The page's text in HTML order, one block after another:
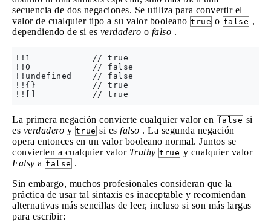
secuencia de dos negaciones. Se utiliza para convertir el
valor de cualquier tipo a su valor booleano true o false ,
dependiendo de si es verdadero o falso .
!!1            // true
!!0            // false
!!undefined    // false
!!{}           // true
La primera negación convierte cualquier valor en false si
es verdadero y true si es falso . La segunda negación
opera entonces en un valor booleano normal. Juntos se
convierten a cualquier valor Truthy true y cualquier valor
Falsy a false .
Sin embargo, muchos profesionales consideran que la
práctica de usar tal sintaxis es inaceptable y recomiendan
alternativas más sencillas de leer, incluso si son más largas
para escribir: